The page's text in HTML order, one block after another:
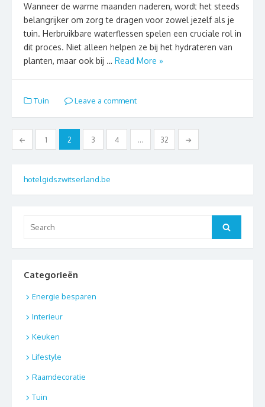
Wanneer de warme maanden naderen, wordt het steeds
belangrijker om zorg te dragen voor zowel jezelf als je
tuin. Herbruikbare waterflessen spelen een cruciale rol in
dit proces. Niet alleen helpen ze bij het hydrateren van
planten, maar ook bij … Read More »
Tuin Leave a comment
Berichten
paginering
← 1 2 3 4 … 32 →
hotelgidszwitserland.be
for:
Search
Categorieën
Energie besparen
Interieur
Keuken
Lifestyle
Raamdecoratie
Tuin